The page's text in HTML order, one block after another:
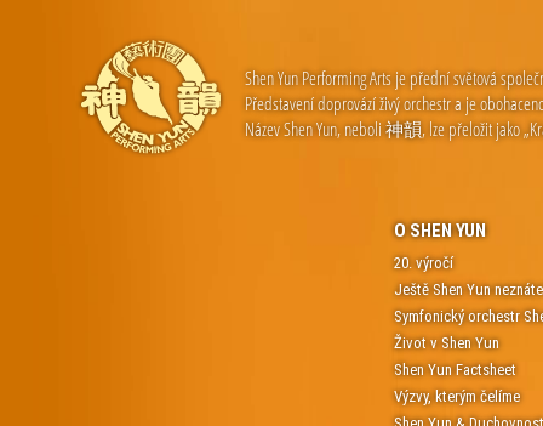
Shen Yun Performing Arts je přední světová
Představení doprovází živý orchestr a je
Název Shen Yun, neboli 神韻, lze přeložit jako
O SHEN YUN
20. výročí
Ještě Shen Yun
Symfonický orchestr
Život v Shen Yun
Shen Yun Factsheet
Výzvy, kterým čelíme